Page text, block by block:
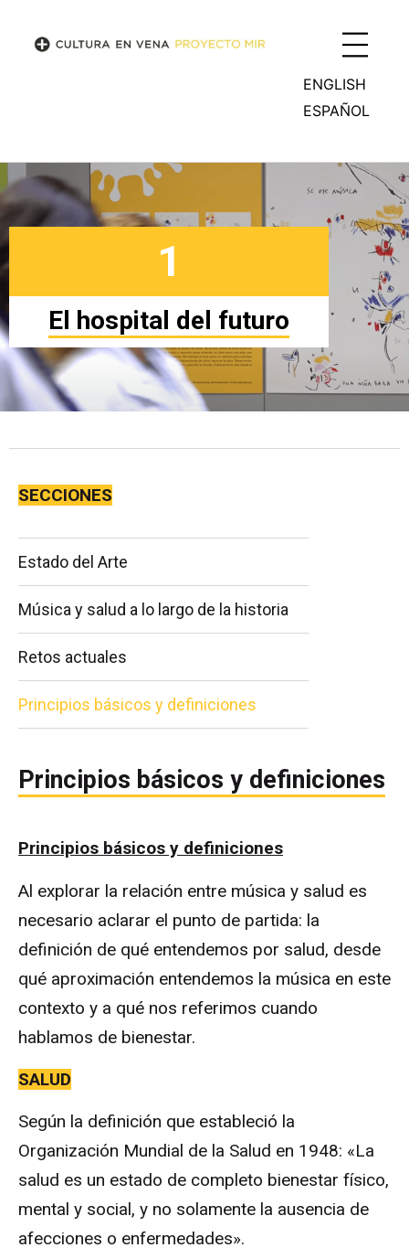
ENGLISH
ESPAÑOL
1
El hospital del futuro
SECCIONES
Estado del Arte
Música y salud a lo largo de la historia
Retos actuales
Principios básicos y definiciones
Principios básicos y definiciones
Principios básicos y definiciones
Al explorar la relación entre música y salud es
necesario aclarar el punto de partida: la
definición de qué entendemos por salud, desde
qué aproximación entendemos la música en este
contexto y a qué nos referimos cuando
hablamos de bienestar.
SALUD
Según la definición que estableció la
Organización Mundial de la Salud en 1948: «La
salud es un estado de completo bienestar físico,
mental y social, y no solamente la ausencia de
afecciones o enfermedades».